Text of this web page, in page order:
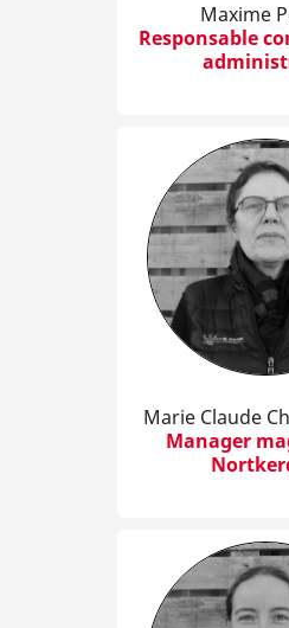
Maxime
Responsable
Marie Claude
Manager